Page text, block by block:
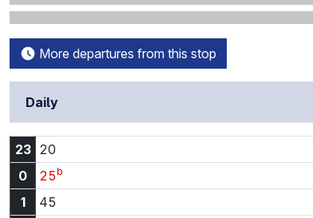
More departures from this stop
Daily
23 20
0
25b
1
45